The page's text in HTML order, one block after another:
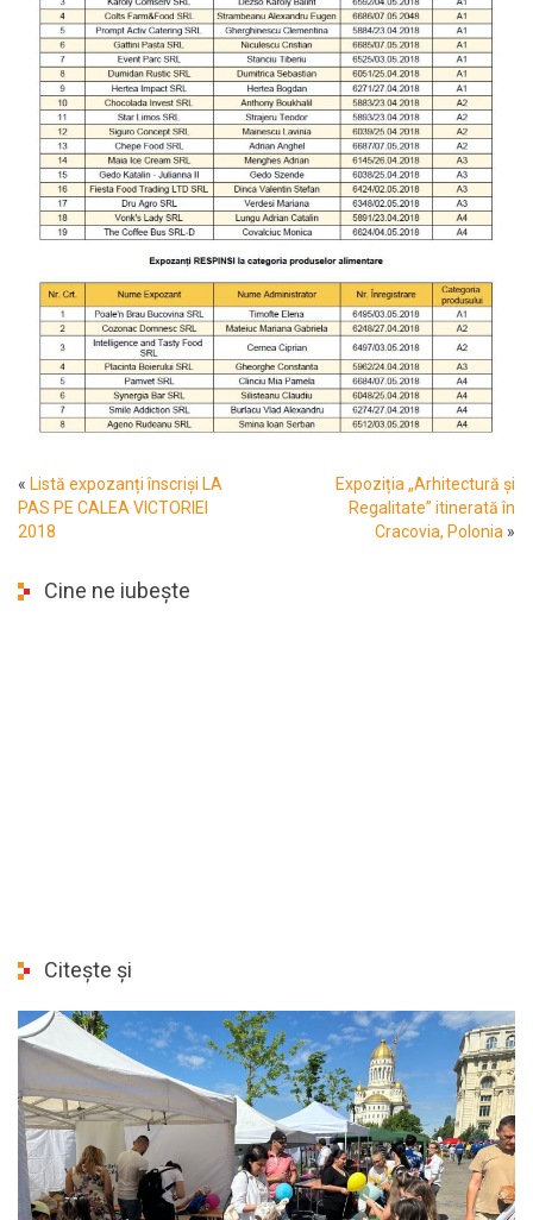
« Listă expozanți înscriși LA
PAS PE CALEA VICTORIEI
2018
Expoziția „Arhitectură și
Regalitate” itinerată în
Cracovia, Polonia »
Cine ne iubește
Citește și